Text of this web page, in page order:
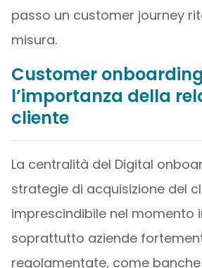
passo un customer journey
misura.
Customer
l’importanza della
cliente
La centralità del Digital
strategie di acquisizione del
imprescindibile nel momento
soprattutto aziende
regolamentate, come